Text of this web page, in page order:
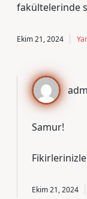
fakültelerinde
Ekim 21, 2024
Samur!
Ekim 21, 2024